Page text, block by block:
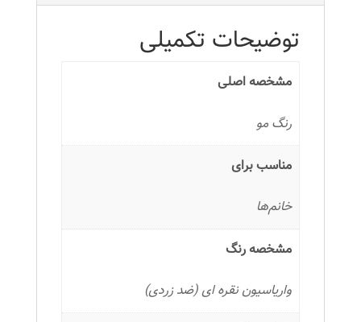
شماره
E13
عدد
توضیحات تکمیلی
مشخصه اصلی
رنگ مو
مناسب برای
خانم‌ها
مشخصه رنگ
واریاسیون نقره ای (ضد زردی)